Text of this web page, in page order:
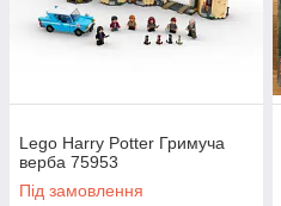
Lego Harry Potter Гримуча
верба 75953
Під замовлення